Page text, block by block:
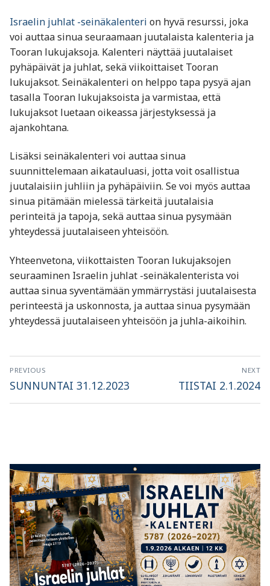
Israelin juhlat -seinäkalenteri on hyvä resurssi, joka
voi auttaa sinua seuraamaan juutalaista kalenteria ja
Tooran lukujaksoja. Kalenteri näyttää juutalaiset
pyhäpäivät ja juhlat, sekä viikoittaiset Tooran
lukujaksot. Seinäkalenteri on helppo tapa pysyä ajan
tasalla Tooran lukujaksoista ja varmistaa, että
lukujaksot luetaan oikeassa järjestyksessä ja
ajankohtana.
Lisäksi seinäkalenteri voi auttaa sinua
suunnittelemaan aikatauluasi, jotta voit osallistua
juutalaisiin juhliin ja pyhäpäiviin. Se voi myös auttaa
sinua pitämään mielessä tärkeitä juutalaisia
perinteitä ja tapoja, sekä auttaa sinua pysymään
yhteydessä juutalaiseen yhteisöön.
Yhteenvetona, viikottaisten Tooran lukujaksojen
seuraaminen Israelin juhlat -seinäkalenterista voi
auttaa sinua syventämään ymmärrystäsi juutalaisesta
perinteestä ja uskonnosta, ja auttaa sinua pysymään
yhteydessä juutalaiseen yhteisöön ja juhla-aikoihin.
Artikkelien
selaus
PREVIOUS
Previous
SUNNUNTAI 31.12.2023
NEXT
Next
TIISTAI 2.1.2024